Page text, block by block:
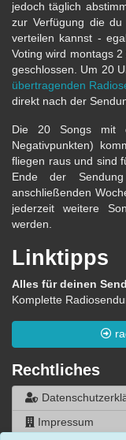
jedoch täglich
zur Verfügung die
verteilen kannst -
Voting wird montags
geschlossen. Um 20
übertragenden
direkt nach der
Die 20 Songs mit
Negativpunkten)
fliegen raus und sind
Ende der
anschließenden
jederzeit weitere
werden.
Linktipps
Alles für deinen
Komplette
Rechtliches
Impressum